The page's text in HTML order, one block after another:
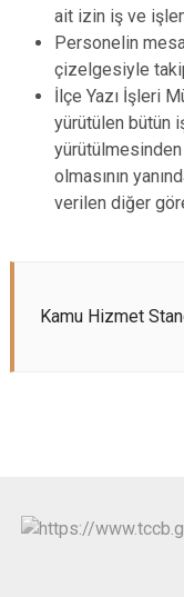
ait izin iş ve
Personelin
çizelgesiyle
İlçe Yazı İşleri
yürütülen bütün
yürütülmesinden
olmasının
verilen diğer
Kamu Hizmet